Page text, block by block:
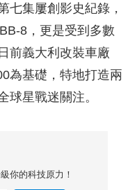
七集屢創影史紀錄，
8，更是受到多數
前義大利改裝車廠
為基礎，特地打造兩
球星戰迷關注。
你的科技原力！